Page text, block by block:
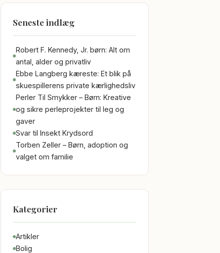
Seneste indlæg
Robert F. Kennedy, Jr. børn: Alt om
antal, alder og privatliv
Ebbe Langberg kæreste: Et blik på
skuespillerens private kærlighedsliv
Perler Til Smykker – Børn: Kreative
og sikre perleprojekter til leg og
gaver
Svar til Insekt Krydsord
Torben Zeller – Børn, adoption og
valget om familie
Kategorier
Artikler
Bolig